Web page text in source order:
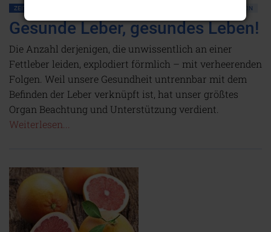
ZEITENSCHRIFT NR. 121 MEDIZIN
Gesunde Leber, gesundes Leben!
Die Anzahl derjenigen, die unwissentlich an einer
Fettleber leiden, explodiert förmlich – mit verheerenden
Folgen. Weil unsere Gesundheit untrennbar mit dem
Befinden der Leber verknüpft ist, hat unser größtes
Organ Beachtung und Unterstützung verdient.
Weiterlesen...